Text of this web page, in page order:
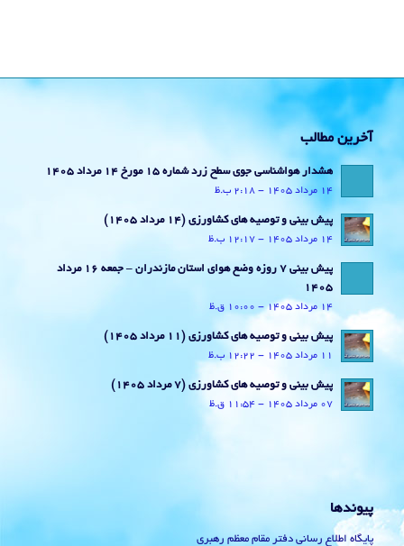
آخرین مطالب
هشدار هواشناسی جوی سطح زرد شماره 15 مورخ 14 مرداد 1405
14 مرداد 1405 - 2:18 ب.ظ
پیش بینی و توصیه های کشاورزی (14 مرداد ۱۴۰۵)
14 مرداد 1405 - 12:17 ب.ظ
پیش بینی 7 روزه وضع هوای استان مازندران – جمعه 16 مرداد
1405
14 مرداد 1405 - 10:00 ق.ظ
پیش بینی و توصیه های کشاورزی (11 مرداد ۱۴۰۵)
11 مرداد 1405 - 12:22 ب.ظ
پیش بینی و توصیه های کشاورزی (7 مرداد ۱۴۰۵)
07 مرداد 1405 - 11:54 ق.ظ
پیوندها
پایگاه اطلاع رسانی دفتر مقام معظم رهبری